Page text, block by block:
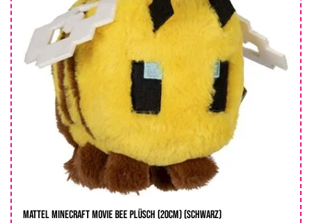
MATTEL Minecraft Movie Bee Plüsch (20cm) (Schwarz)